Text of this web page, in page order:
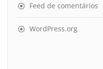
Feed de comentários
WordPress.org